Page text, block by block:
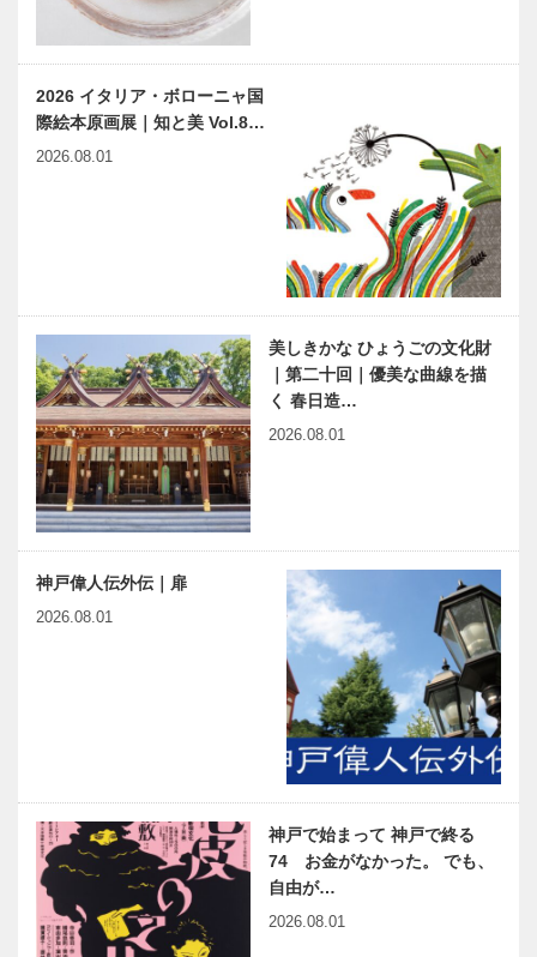
2026 イタリア・ボローニャ国
際絵本原画展｜知と美 Vol.8…
2026.08.01
美しきかな ひょうごの文化財
｜第二十回｜優美な曲線を描
く 春日造…
2026.08.01
神戸偉人伝外伝｜扉
2026.08.01
神戸で始まって 神戸で終る
74 お金がなかった。 でも、
自由が…
2026.08.01